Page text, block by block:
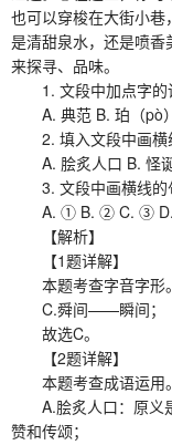
也可以穿梭在大街小
是清甜泉水，还是喷
来探寻、品味。
1. 文段中加点字的
A. 典范 B. 珀（pò）
2. 填入文段中画横
A. 脍炙人口 B. 怪诞
3. 文段中画横线的
A. ① B. ② C. ③
【解析】
【1题详解】
本题考查字音字形。
C.舜间——瞬间；
故选C。
【2题详解】
本题考查成语运用。
A.脍炙人口：原义
赞和传颂；